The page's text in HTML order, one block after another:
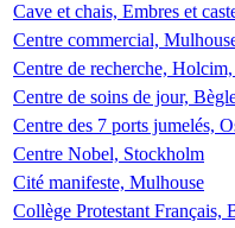
Cave et chais, Embres et
Centre commercial,
Centre de recherche, Holcim,
Centre de soins de jour,
Centre des 7 ports jumelés,
Centre Nobel, Stockholm
Cité manifeste, Mulhouse
Collège Protestant Français,